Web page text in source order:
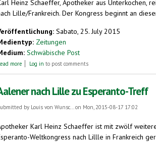
Heinz Schaeffer, Apotheker aus Unterkochen,
Lille/Frankreich. Der Kongress beginnt an
Sabato, 25. July 2015
Zeitungen
Schwäbische Post
more about Aalener zum Esperanto-Weltkongress
Log in to post comments
nach Lille zu Esperanto-Treff
by Louis von Wunsc...on Mon, 2015-08-17 17:02
Karl Heinz Schaeffer ist mit zwölf
Weltkongress nach Lillle in Frankreich